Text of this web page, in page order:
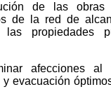
de las obras
de la red de
propiedades
afecciones al
evacuación